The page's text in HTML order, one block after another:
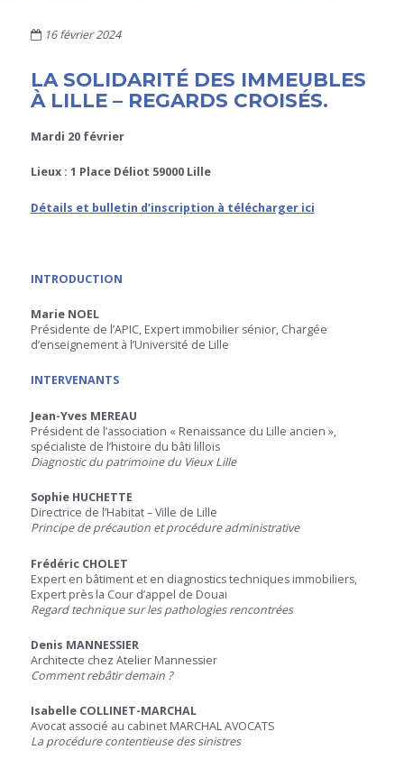
16 février 2024
LA SOLIDARITÉ DES IMMEUBLES
À LILLE – REGARDS CROISÉS.
Mardi 20 février
Lieux : 1 Place Déliot 59000 Lille
Détails et bulletin d’inscription à télécharger ici
INTRODUCTION
Marie NOEL
Présidente de l’APIC, Expert immobilier sénior, Chargée
d’enseignement à l’Université de Lille
INTERVENANTS
Jean-Yves MEREAU
Président de l’association « Renaissance du Lille ancien »,
spécialiste de l’histoire du bâti lillois
Diagnostic du patrimoine du Vieux Lille
Sophie HUCHETTE
Directrice de l’Habitat – Ville de Lille
Principe de précaution et procédure administrative
Frédéric CHOLET
Expert en bâtiment et en diagnostics techniques immobiliers,
Expert près la Cour d’appel de Douai
Regard technique sur les pathologies rencontrées
Denis MANNESSIER
Architecte chez Atelier Mannessier
Comment rebâtir demain ?
Isabelle COLLINET-MARCHAL
Avocat associé au cabinet MARCHAL AVOCATS
La procédure contentieuse des sinistres